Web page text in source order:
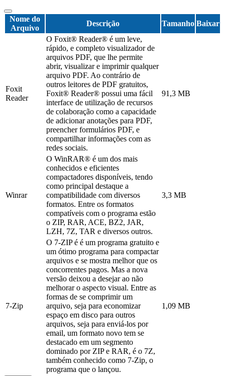
Nome do
Arquivo
Descrição Tamanho Baixar
Foxit
Reader
O Foxit® Reader® é um leve,
rápido, e completo visualizador de
arquivos PDF, que lhe permite
abrir, visualizar e imprimir qualquer
arquivo PDF. Ao contrário de
outros leitores de PDF gratuitos,
Foxit® Reader® possui uma fácil
interface de utilização de recursos
de colaboração como a capacidade
de adicionar anotações para PDF,
preencher formulários PDF, e
compartilhar informações com as
redes sociais.
91,3 MB
Winrar
O WinRAR® é um dos mais
conhecidos e eficientes
compactadores disponíveis, tendo
como principal destaque a
compatibilidade com diversos
formatos. Entre os formatos
compatíveis com o programa estão
o ZIP, RAR, ACE, BZ2, JAR,
LZH, 7Z, TAR e diversos outros.
3,3 MB
7-Zip
O 7-ZIP é é um programa gratuito e
um ótimo programa para compactar
arquivos e se mostra melhor que os
concorrentes pagos. Mas a nova
versão deixou a desejar ao não
melhorar o aspecto visual. Entre as
formas de se comprimir um
arquivo, seja para economizar
espaço em disco para outros
arquivos, seja para enviá-los por
email, um formato novo tem se
destacado em um segmento
dominado por ZIP e RAR, é o 7Z,
também conhecido como 7-Zip, o
programa que o lançou.
1,09 MB